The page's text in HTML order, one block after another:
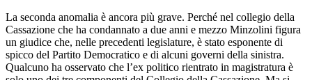
La seconda anomalia è ancora più grave. Perché nel collegio della
Cassazione che ha condannato a due anni e mezzo Minzolini figura
un giudice che, nelle precedenti legislature, è stato esponente di
spicco del Partito Democratico e di alcuni governi della sinistra.
Qualcuno ha osservato che l’ex politico rientrato in magistratura è